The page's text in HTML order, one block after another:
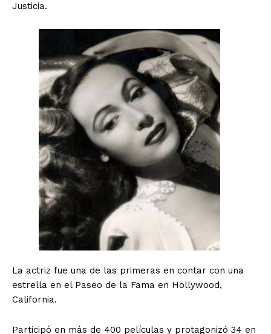
Justicia.
La actriz fue una de las primeras en contar con una
estrella en el Paseo de la Fama en Hollywood,
California.
Participó en más de 400 películas y protagonizó 34 en